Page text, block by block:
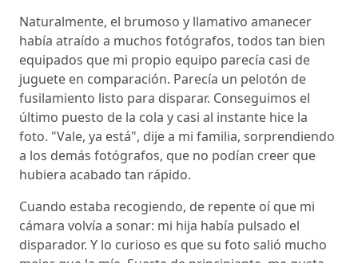
Naturalmente, el brumoso y llamativo amanecer
había atraído a muchos fotógrafos, todos tan bien
equipados que mi propio equipo parecía casi de
juguete en comparación. Parecía un pelotón de
fusilamiento listo para disparar. Conseguimos el
último puesto de la cola y casi al instante hice la
foto. "Vale, ya está", dije a mi familia, sorprendiendo
a los demás fotógrafos, que no podían creer que
hubiera acabado tan rápido.
Cuando estaba recogiendo, de repente oí que mi
cámara volvía a sonar: mi hija había pulsado el
disparador. Y lo curioso es que su foto salió mucho